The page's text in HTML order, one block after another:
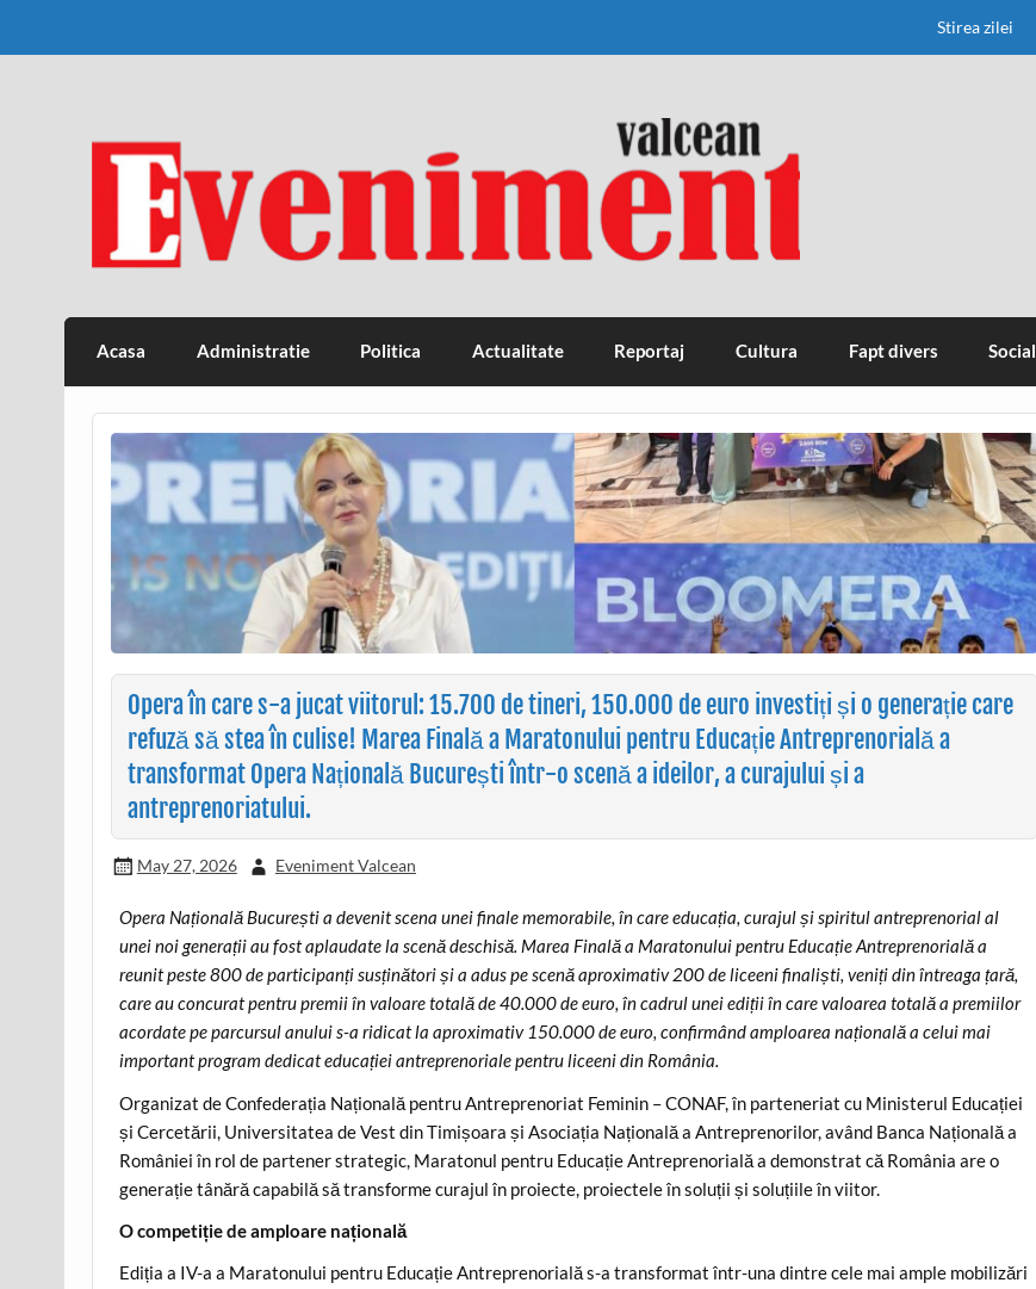
Stirea zilei
Eveniment Valcean
Acasa Administratie Politica Actualitate Reportaj Cultura Fapt divers Social
Opera în care s-a jucat viitorul: 15.700 de tineri, 150.000 de euro investiți și o generație care
refuză să stea în culise! Marea Finală a Maratonului pentru Educație Antreprenorială a
transformat Opera Națională București într-o scenă a ideilor, a curajului și a
antreprenoriatului.
May 27, 2026 Eveniment Valcean
Opera Națională București a devenit scena unei finale memorabile, în care educația, curajul și spiritul antreprenorial al
unei noi generații au fost aplaudate la scenă deschisă. Marea Finală a Maratonului pentru Educație Antreprenorială a
reunit peste 800 de participanți susținători și a adus pe scenă aproximativ 200 de liceeni finaliști, veniți din întreaga țară,
care au concurat pentru premii în valoare totală de 40.000 de euro, în cadrul unei ediții în care valoarea totală a premiilor
acordate pe parcursul anului s-a ridicat la aproximativ 150.000 de euro, confirmând amploarea națională a celui mai
important program dedicat educației antreprenoriale pentru liceeni din România.
Organizat de Confederația Națională pentru Antreprenoriat Feminin – CONAF, în parteneriat cu Ministerul Educației
și Cercetării, Universitatea de Vest din Timișoara și Asociația Națională a Antreprenorilor, având Banca Națională a
României în rol de partener strategic, Maratonul pentru Educație Antreprenorială a demonstrat că România are o
generație tânără capabilă să transforme curajul în proiecte, proiectele în soluții și soluțiile în viitor.
O competiție de amploare națională
Ediția a IV-a a Maratonului pentru Educație Antreprenorială s-a transformat într-una dintre cele mai ample mobilizări